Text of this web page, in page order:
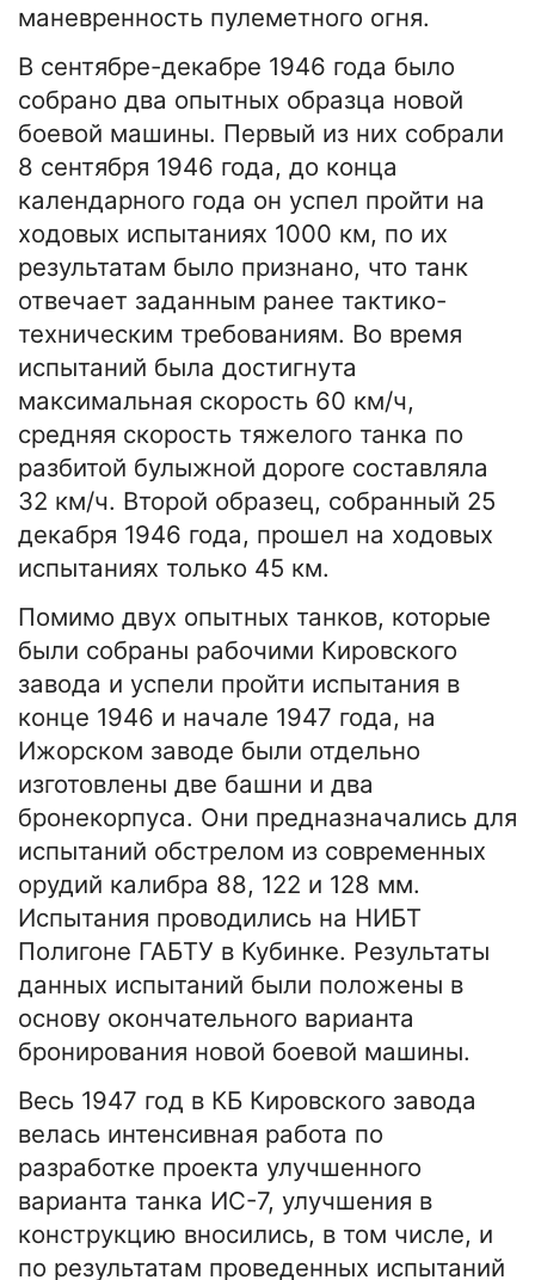
маневренность пулеметного огня.
В сентябре-декабре 1946 года было
собрано два опытных образца новой
боевой машины. Первый из них собрали
8 сентября 1946 года, до конца
календарного года он успел пройти на
ходовых испытаниях 1000 км, по их
результатам было признано, что танк
отвечает заданным ранее тактико-
техническим требованиям. Во время
испытаний была достигнута
максимальная скорость 60 км/ч,
средняя скорость тяжелого танка по
разбитой булыжной дороге составляла
32 км/ч. Второй образец, собранный 25
декабря 1946 года, прошел на ходовых
испытаниях только 45 км.
Помимо двух опытных танков, которые
были собраны рабочими Кировского
завода и успели пройти испытания в
конце 1946 и начале 1947 года, на
Ижорском заводе были отдельно
изготовлены две башни и два
бронекорпуса. Они предназначались для
испытаний обстрелом из современных
орудий калибра 88, 122 и 128 мм.
Испытания проводились на НИБТ
Полигоне ГАБТУ в Кубинке. Результаты
данных испытаний были положены в
основу окончательного варианта
бронирования новой боевой машины.
Весь 1947 год в КБ Кировского завода
велась интенсивная работа по
разработке проекта улучшенного
варианта танка ИС-7, улучшения в
конструкцию вносились, в том числе, и
по результатам проведенных испытаний